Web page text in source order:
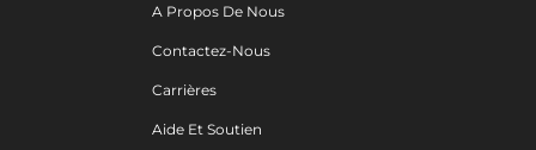
A Propos De Nous
Contactez-Nous
Carrières
Aide Et Soutien